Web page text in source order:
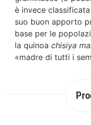
è invece
suo buon apporto
base per le
la quinoa chisiya
«madre di tutti i